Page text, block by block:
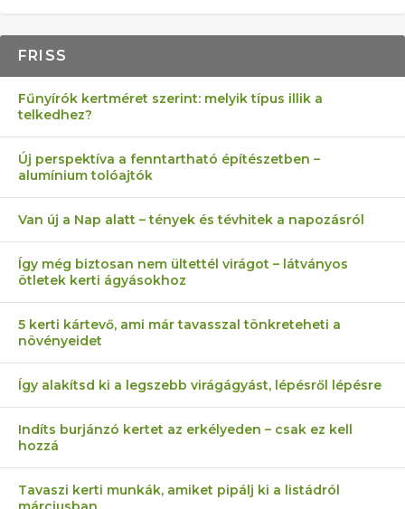
FRISS
Fűnyírók kertméret szerint: melyik típus illik a
telkedhez?
Új perspektíva a fenntartható építészetben –
alumínium tolóajtók
Van új a Nap alatt – tények és tévhitek a napozásról
Így még biztosan nem ültettél virágot – látványos
ötletek kerti ágyásokhoz
5 kerti kártevő, ami már tavasszal tönkreteheti a
növényeidet
Így alakítsd ki a legszebb virágágyást, lépésről lépésre
Indíts burjánzó kertet az erkélyeden – csak ez kell
hozzá
Tavaszi kerti munkák, amiket pipálj ki a listádról